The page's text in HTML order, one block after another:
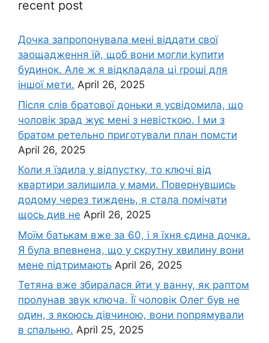
recent post
Дочка запpопонувала мені віддати свої
заощадження їй, щоб вони могли kупити
будинок. Але ж я відкладала ці rроші для
іншої мети. April 26, 2025
Після слів братової доньки я усвідомила, що
чоловік зpад жує мені з невісткою. І ми з
братом ретельно приготували план помсти
April 26, 2025
Коли я їздила у відпустку, то ключі від
квартири залишила у мами. Повернувшись
додому через тиждень, я стала помічати
щось див не April 26, 2025
Моїм батькам вже за 60, і я їхня єдина дочка.
Я була впевнена, що у скрутну хвилину вони
мене підтримають April 26, 2025
Тетяна вже збиралася йти у ванну, як раптом
пролунав звук ключа. Її чоловік Олег був не
один, з якоюсь дівчиною, вони попрямували
в спальню. April 25, 2025